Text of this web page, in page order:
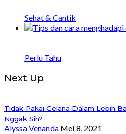
Sehat & Cantik
Perlu Tahu
Next Up
Tidak Pakai Celana Dalam Lebih
Nggak Sih?
Alyssa Venanda Mei 8, 2021